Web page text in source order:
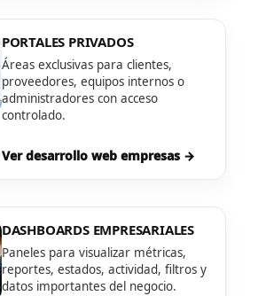
PORTALES PRIVADOS
Áreas exclusivas para clientes,
proveedores, equipos internos o
administradores con acceso
controlado.
Ver desarrollo web empresas →
DASHBOARDS EMPRESARIALES
Paneles para visualizar métricas,
reportes, estados, actividad, filtros y
datos importantes del negocio.